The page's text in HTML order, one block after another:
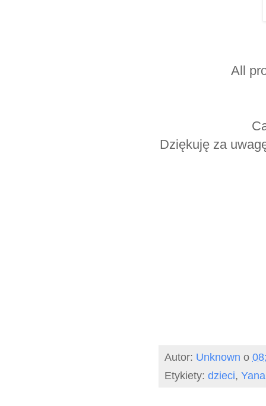
All
Dziękuję za
Autor: Unknown o
Etykiety: dzieci, Yana